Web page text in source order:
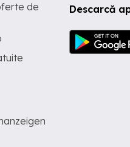
Descarcă
de